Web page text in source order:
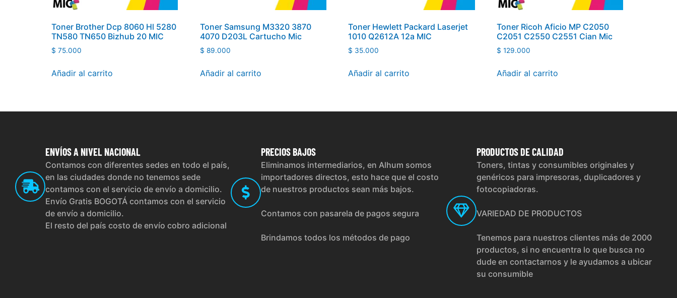
Toner Brother Dcp 8060 Hl 5280
TN580 TN650 Bizhub 20 MIC
$ 75.000
Añadir al carrito
Toner Samsung M3320 3870
4070 D203L Cartucho Mic
$ 89.000
Añadir al carrito
Toner Hewlett Packard Laserjet
1010 Q2612A 12a MIC
$ 35.000
Añadir al carrito
Toner Ricoh Aficio MP C2050
C2051 C2550 C2551 Cian Mic
$ 129.000
Añadir al carrito
ENVÍOSA NIVEL NACIONAL
Contamos con diferentes sedes en todo el país,
en las ciudades donde no tenemos sede
contamos con el servicio de envío a domicilio.
Envío Gratis BOGOTÁ contamos con el servicio
de envío a domicilio.
El resto del país costo de envío cobro adicional
PRECIOSBAJOS
Eliminamos intermediarios, en Alhum somos
importadores directos, esto hace que el costo
de nuestros productos sean más bajos.
Contamos con pasarela de pagos segura
Brindamos todos los métodos de pago
PRODUCTOSDE CALIDAD
Toners, tintas y consumibles originales y
genéricos para impresoras, duplicadores y
fotocopiadoras.
VARIEDAD DE PRODUCTOS
Tenemos para nuestros clientes más de 2000
productos, si no encuentra lo que busca no
dude en contactarnos y le ayudamos a ubicar
su consumible